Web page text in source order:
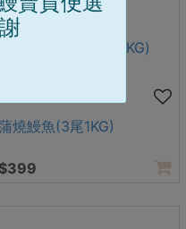
燒鰻魚(3尾1KG)
$399